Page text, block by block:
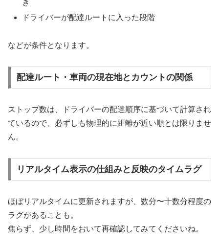
き
ドライバーが配達ルートに入った段階
などが条件となります。
配達ルート・車両の現在地とカウントの関係
ストップ数は、ドライバーの配達順序に基づいて計算され
ているので、必ずしも物理的に距離が近い順とは限りませ
ん。
リアルタイム表示の仕組みと反映のタイムラグ
ほぼリアルタイムに更新されますが、数分〜十数分程度の
ラグがあることも。
焦らず、少し時間をおいて再確認してみてくださいね。